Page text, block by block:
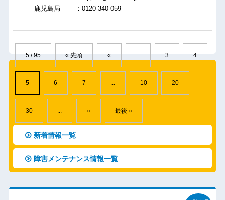
鹿児島局 ：0120-340-059
5 / 95 « 先頭 « 3 4
5 6 7 ... 10 20
30 ... » 最後 »
新着情報一覧
障害メンテナンス情報一覧